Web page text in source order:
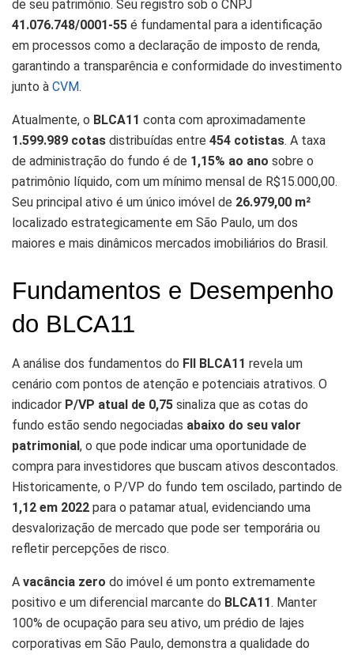
de seu patrimônio. Seu registro sob o CNPJ
41.076.748/0001-55 é fundamental para a identificação
em processos como a declaração de imposto de renda,
garantindo a transparência e conformidade do investimento
junto à CVM.
Atualmente, o BLCA11 conta com aproximadamente
1.599.989 cotas distribuídas entre 454 cotistas. A taxa
de administração do fundo é de 1,15% ao ano sobre o
patrimônio líquido, com um mínimo mensal de R$15.000,00.
Seu principal ativo é um único imóvel de 26.979,00 m²
localizado estrategicamente em São Paulo, um dos
maiores e mais dinâmicos mercados imobiliários do Brasil.
Fundamentos e Desempenho
do BLCA11
A análise dos fundamentos do FII BLCA11 revela um
cenário com pontos de atenção e potenciais atrativos. O
indicador P/VP atual de 0,75 sinaliza que as cotas do
fundo estão sendo negociadas abaixo do seu valor
patrimonial, o que pode indicar uma oportunidade de
compra para investidores que buscam ativos descontados.
Historicamente, o P/VP do fundo tem oscilado, partindo de
1,12 em 2022 para o patamar atual, evidenciando uma
desvalorização de mercado que pode ser temporária ou
refletir percepções de risco.
A vacância zero do imóvel é um ponto extremamente
positivo e um diferencial marcante do BLCA11. Manter
100% de ocupação para seu ativo, um prédio de lajes
corporativas em São Paulo, demonstra a qualidade do